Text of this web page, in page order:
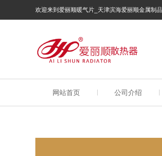
欢迎来到爱丽顺暖气片_天津滨海爱丽顺金属制
网站首页 公司介绍